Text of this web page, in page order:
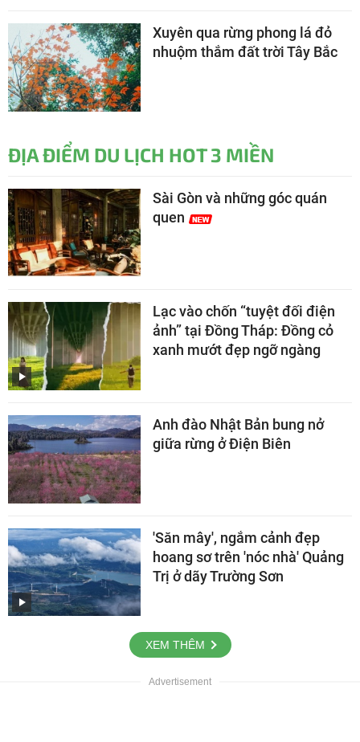
Xuyên qua rừng phong lá đỏ
nhuộm thắm đất trời Tây Bắc
ĐỊA ĐIỂM DU LỊCH HOT 3 MIỀN
Sài Gòn và những góc quán
quen
Lạc vào chốn “tuyệt đối điện
ảnh” tại Đồng Tháp: Đồng cỏ
xanh mướt đẹp ngỡ ngàng
Anh đào Nhật Bản bung nở
giữa rừng ở Điện Biên
'Săn mây', ngắm cảnh đẹp
hoang sơ trên 'nóc nhà' Quảng
Trị ở dãy Trường Sơn
XEM THÊM